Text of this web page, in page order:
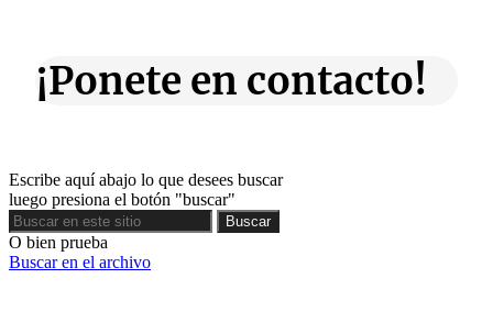
¡Ponete en contacto!
Escribe aquí abajo lo que desees buscar
luego presiona el botón "buscar"
Buscar
Buscar
O bien prueba
Buscar en el archivo